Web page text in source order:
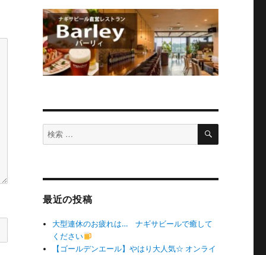
検
索
検
最近の投稿
大型連休のお疲れは… ナギサビールで癒して
ください
【ゴールデンエール】やはり大人気☆ オンライ